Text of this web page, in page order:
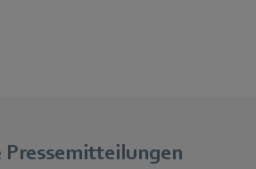
Pressemitteilungen